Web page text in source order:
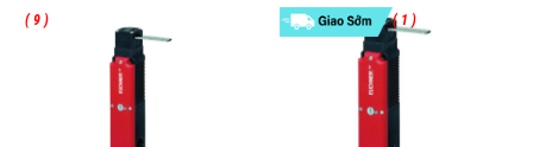
( 9 ) ( 1 )